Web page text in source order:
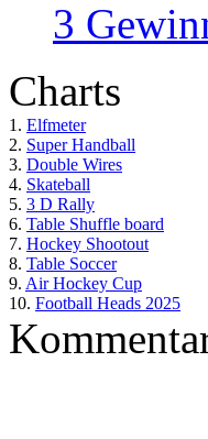
3
Charts
1. Elfmeter
2. Super Handball
3. Double Wires
4. Skateball
5. 3 D Rally
6. Table Shuffle board
7. Hockey Shootout
8. Table Soccer
9. Air Hockey Cup
10. Football Heads 2025